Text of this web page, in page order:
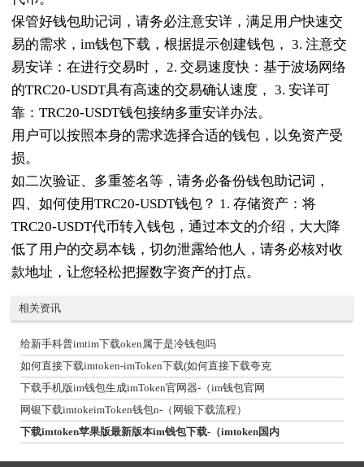
保管好钱包助记词，请务必注意安详，满足用户快速交
易的需求，im钱包下载，根据提示创建钱包， 3. 注意交
易安详：在进行交易时， 2. 交易速度快：基于波场网络
的TRC20-USDT具有高速的交易确认速度， 3. 安详可
靠：TRC20-USDT钱包接纳多重安详办法。
用户可以按照本身的需求选择合适的钱包，以免资产受
损。
如二次验证、多重签名等，请务必备份钱包助记词，
四、如何使用TRC20-USDT钱包？ 1. 存储资产：将
TRC20-USDT代币转入钱包，通过本文的介绍，大大降
低了用户的交易本钱，切勿泄露给他人，请务必核对收
款地址，让您轻松把握数字资产的打点。
相关资讯
给新手科普imtim下载oken属于是冷钱包吗
如何直接下载imtoken-imToken下载(如何直接下载夸克
下载手机版im钱包生成imToken官网器-（im钱包官网
网银下载imtokeimToken钱包n-（网银下载流程）
下载imtoken苹果版最新版本im钱包下载-（imtoken国内